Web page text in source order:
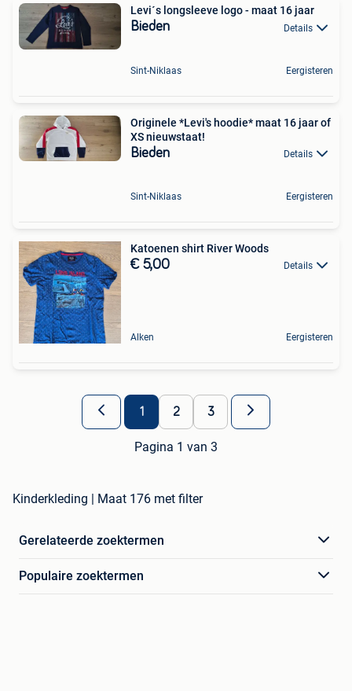
Levi´s longsleeve logo - maat 16 jaar
Bieden Details
Sint-Niklaas Eergisteren
Originele *Levi's hoodie* maat 16 jaar of
XS nieuwstaat!
Bieden Details
Sint-Niklaas Eergisteren
Katoenen shirt River Woods
€ 5,00 Details
Alken Eergisteren
1 2 3
Pagina 1 van 3
Kinderkleding | Maat 176 met filter
Gerelateerde zoektermen
Populaire zoektermen